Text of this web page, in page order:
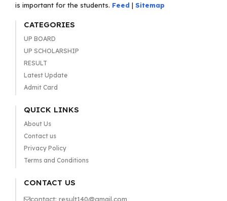
is important for the students. Feed | Sitemap
CATEGORIES
UP BOARD
UP SCHOLARSHIP
RESULT
Latest Update
Admit Card
QUICK LINKS
About Us
Contact us
Privacy Policy
Terms and Conditions
CONTACT US
contact: result140@gmail.com